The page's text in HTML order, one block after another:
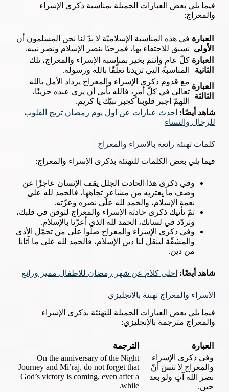
فيما يلي بعض العبارات الجميلة بمناسبة ذكرى الإسراء
والمعراج:
العبارة
الأولى
في هذه المناسبة الإسلاميّة لا بدّ لنا نحن المسلمون أن
نسبق للاحتفاء بها، فمرحبًا بنصر الإسلام ونصر نبيه.
العبارة
الثانية
كلّ عامٍ وأنتم بخير بمناسبة الإسراء والمعراج، تلك
المناسبة التي تزيدنا تعلّقًا بالله ورسوله.
العبارة
الثالثة
مع قدوم ذكرى الإسراء والمعراج يزداد الأمل بالله
تعالى في كلّ أمرٍ، فالله يأبى أن يرى عبده حزينًا،
اللهمّ اجبر قلوبنا كجبر نبيّك يا كريم.
شاهد أيضًا: احدث عبارات عن اول يوم رمضان تريح القلوب
للرجال والنساء
كلمات تهنئة رائعة بالاسراء والمعراج
فيما يلي بعض الكلمات للتهنئة بذكرى الإسراء والمعراج:
وفي ذكرى هذا الحادث الجلل يقف الإنسان عاجزًا عن
وصف ما يعتريه من مشاعرٍ تجاهها، فالحمد لله على
نعمة الإسلام، والحمد لله على نصره وعزّته.
ثمّ تأتيك ذكرى حادثة الإسراء والمعراج لتوقن في قلبك،
وتردّد في لسانك، الحمد لله الذي أعزّنا بالإسلام.
وفي ذكرى الإسراء والمعراج صلّوا على من تحمّل الأذى
والمشقّة لينقل لنا دين الإسلام، فالحمد لله على ما آتانا
من دين.
شاهد أيضًا: احلى كلام عن شهر رمضان للاطفال مميز ورائع
الاسراء والمعراج تهنئة بالانجليزي
فيما يلي بعض العبارات الجميلة للتهنئة بذكرى الإسراء
والمعراج مترجمة بالإنجليزي:
العبارة
الترجمة
وفي ذكرى الإسراء
والمعراج لا تنسَ أنّ
نصر الله آتٍ ولو بعد
حين.
On the anniversary of the Night
Journey and Mi’raj, do not forget that
God’s victory is coming, even after a
while.